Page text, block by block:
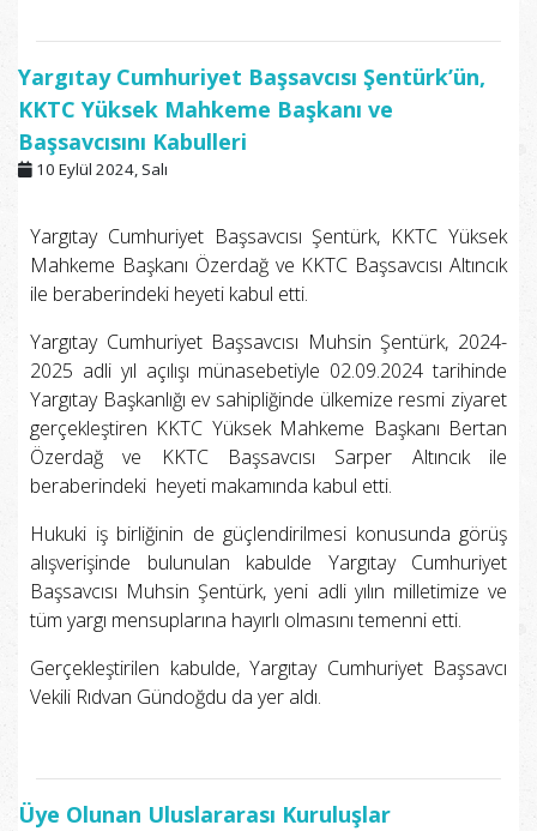
Yargıtay Cumhuriyet Başsavcısı Şentürk’ün,
KKTC Yüksek Mahkeme Başkanı ve
Başsavcısını Kabulleri
10 Eylül 2024, Salı
Yargıtay Cumhuriyet Başsavcısı Şentürk, KKTC Yüksek
Mahkeme Başkanı Özerdağ ve KKTC Başsavcısı Altıncık
ile beraberindeki heyeti kabul etti.
Yargıtay Cumhuriyet Başsavcısı Muhsin Şentürk, 2024-
2025 adli yıl açılışı münasebetiyle 02.09.2024 tarihinde
Yargıtay Başkanlığı ev sahipliğinde ülkemize resmi ziyaret
gerçekleştiren KKTC Yüksek Mahkeme Başkanı Bertan
Özerdağ ve KKTC Başsavcısı Sarper Altıncık ile
beraberindeki heyeti makamında kabul etti.
Hukuki iş birliğinin de güçlendirilmesi konusunda görüş
alışverişinde bulunulan kabulde Yargıtay Cumhuriyet
Başsavcısı Muhsin Şentürk, yeni adli yılın milletimize ve
tüm yargı mensuplarına hayırlı olmasını temenni etti.
Gerçekleştirilen kabulde, Yargıtay Cumhuriyet Başsavcı
Vekili Rıdvan Gündoğdu da yer aldı.
Üye Olunan Uluslararası Kuruluşlar